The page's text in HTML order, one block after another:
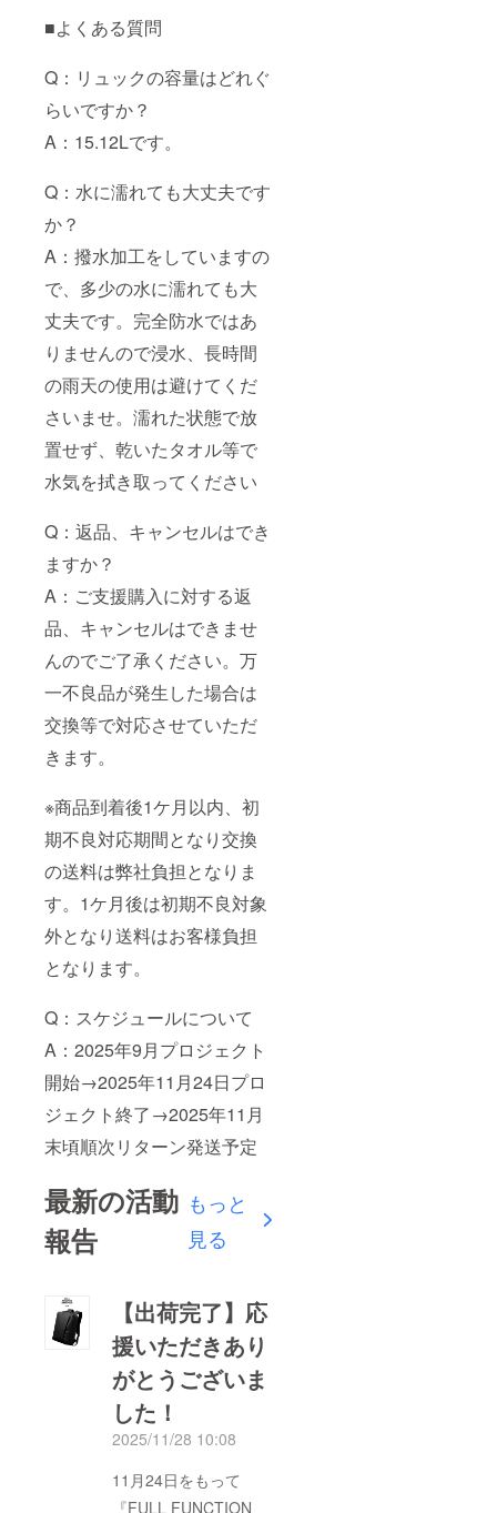
■よくある質問
Q：リュックの容量はどれぐ
らいですか？
A：15.12Lです。
Q：水に濡れても大丈夫です
か？
A：撥水加工をしていますの
で、多少の水に濡れても大
丈夫です。完全防水ではあ
りませんので浸水、長時間
の雨天の使用は避けてくだ
さいませ。濡れた状態で放
置せず、乾いたタオル等で
水気を拭き取ってください
Q：返品、キャンセルはでき
ますか？
A：ご支援購入に対する返
品、キャンセルはできませ
んのでご了承ください。万
一不良品が発生した場合は
交換等で対応させていただ
きます。
※商品到着後1ケ月以内、初
期不良対応期間となり交換
の送料は弊社負担となりま
す。1ケ月後は初期不良対象
外となり送料はお客様負担
となります。
Q：スケジュールについて
A：2025年9月プロジェクト
開始→2025年11月24日プロ
ジェクト終了→2025年11月
末頃順次リターン発送予定
最新の活動
報告
もっと
見る
【出荷完了】応
援いただきあり
がとうございま
した！
2025/11/28 10:08
11月24日をもって
『FULL FUNCTION